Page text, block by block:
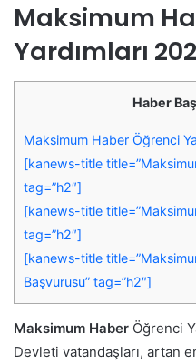
Maksimum
Yardımları
Haber
Maksimum Haber Öğrenci
[kanews-title
tag=”h2″]
[kanews-title
tag=”h2″]
[kanews-title
Başvurusu” tag=”h2″]
Maksimum Haber Öğrenci
Devleti vatandaşları, artan